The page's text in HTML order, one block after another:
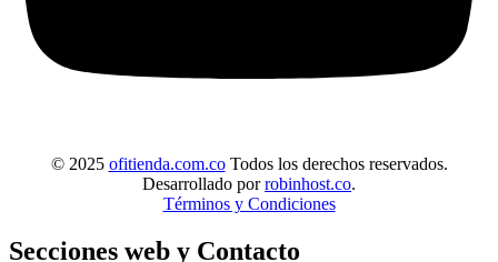
© 2025 ofitienda.com.coTodos los derechos reservados.
Desarrollado porrobinhost.co.
Términos y Condiciones
Secciones web y Contacto